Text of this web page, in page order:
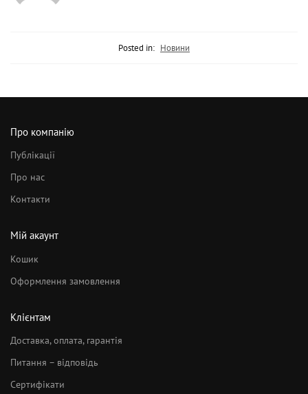
Posted in: Новини
Про компанію
Публікації
Про нас
Контакти
Мій акаунт
Кошик
Оформлення замовлення
Клієнтам
Доставка, оплата, гарантія
Питання – відповідь
Сертифікати